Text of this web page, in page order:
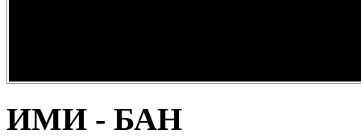
наследство” -
ИМИ - БАН